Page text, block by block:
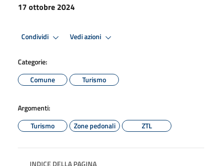
17 ottobre 2024
Condividi Vedi azioni
Categorie:
Comune
Turismo
Argomenti:
Turismo
Zone pedonali ZTL
INDICE DELLA PAGINA